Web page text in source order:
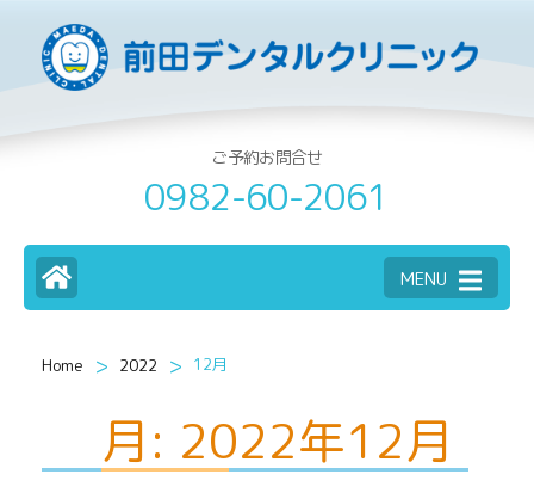
ご予約お問合せ
0982-60-2061
MENU
Home > 2022 > 12月
月: 2022年12月